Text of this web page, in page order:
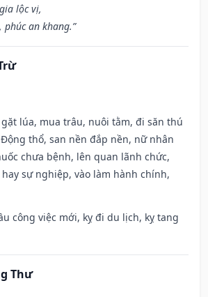
lộc vị,
an khang.”
gặt lúa, mua trâu, nuôi tằm, đi săn thú
thổ, san nền đắp nền, nữ nhân
chưa bệnh, lên quan lãnh chức,
sự nghiệp, vào làm hành chính,
công việc mới, kỵ đi du lịch, kỵ tang
Thư